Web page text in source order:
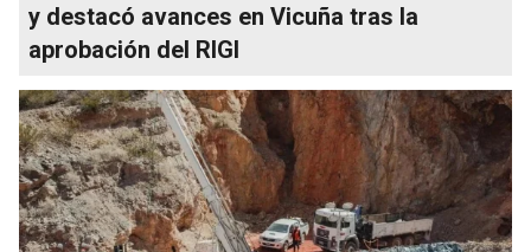
y destacó avances en Vicuña tras la
aprobación del RIGI